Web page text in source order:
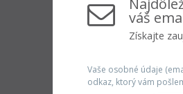
váš
Získajte
Vaše osobné údaje
odkaz, ktorý vám